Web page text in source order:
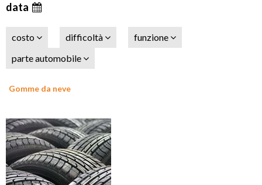
data
costo difficoltà
funzione
parte automobile
Gomme da neve